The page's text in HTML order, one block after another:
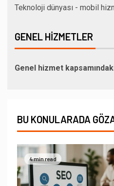
Teknoloji dünyası - mobil
GENEL HIZMETLER
Genel hizmet
BU KONULARADA
4 min read